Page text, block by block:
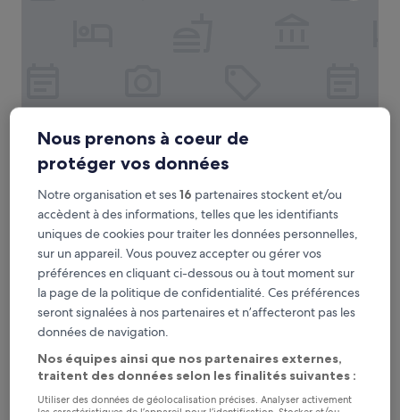
Hébergement
4.0 étoiles
Varoš, à 1,9 km de : Kaštelet
sur
10,
Exceptionnel,
(101 avis)
9,8/10 Exceptionnel (101 avis)
Le
nouveau
prix
est
158 €
158 €
taxes et frais compris
20 août - 21 août
Nous prenons à coeur de
protéger vos données
Notre organisation et ses16 partenaires stockent et/ou
accèdent à des informations, telles que les identifiants
uniques de cookies pour traiter les données personnelles,
sur un appareil. Vous pouvez accepter ou gérer vos
préférences en cliquant ci-dessous ou à tout moment sur
la page de la politique de confidentialité. Ces préférences
seront signalées à nos partenaires et n’affecteront pas les
données de navigation.
Nos équipes ainsi que nos partenaires externes,
traitent des données selon les finalités suivantes :
Utiliser des données de géolocalisation précises. Analyser activement
les caractéristiques de l’appareil pour l’identification. Stocker et/ou